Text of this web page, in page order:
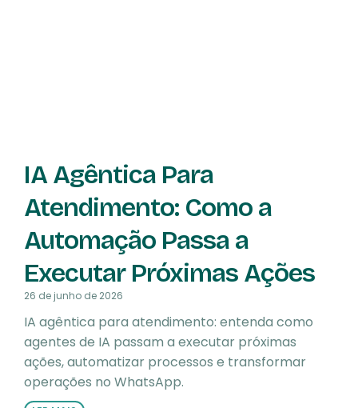
IA Agêntica Para
Atendimento: Como a
Automação Passa a
Executar Próximas Ações
26 de junho de 2026
IA agêntica para atendimento: entenda como
agentes de IA passam a executar próximas
ações, automatizar processos e transformar
operações no WhatsApp.